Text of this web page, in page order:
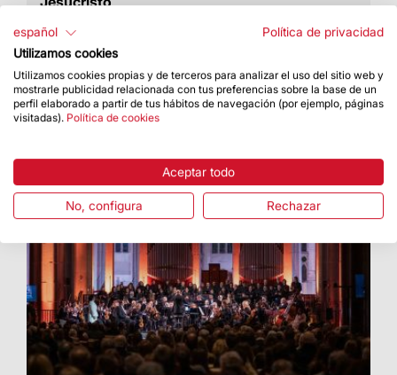
Los dos primeros brazos se colocaron en
noviembre de 2025
español
Política de privacidad
Utilizamos cookies
Utilizamos cookies propias y de terceros para analizar el uso del sitio web y
mostrarle publicidad relacionada con tus preferencias sobre la base de un
perfil elaborado a partir de tus hábitos de navegación (por ejemplo, páginas
visitadas). Política de cookies
Aceptar todo
No, configura Rechazar